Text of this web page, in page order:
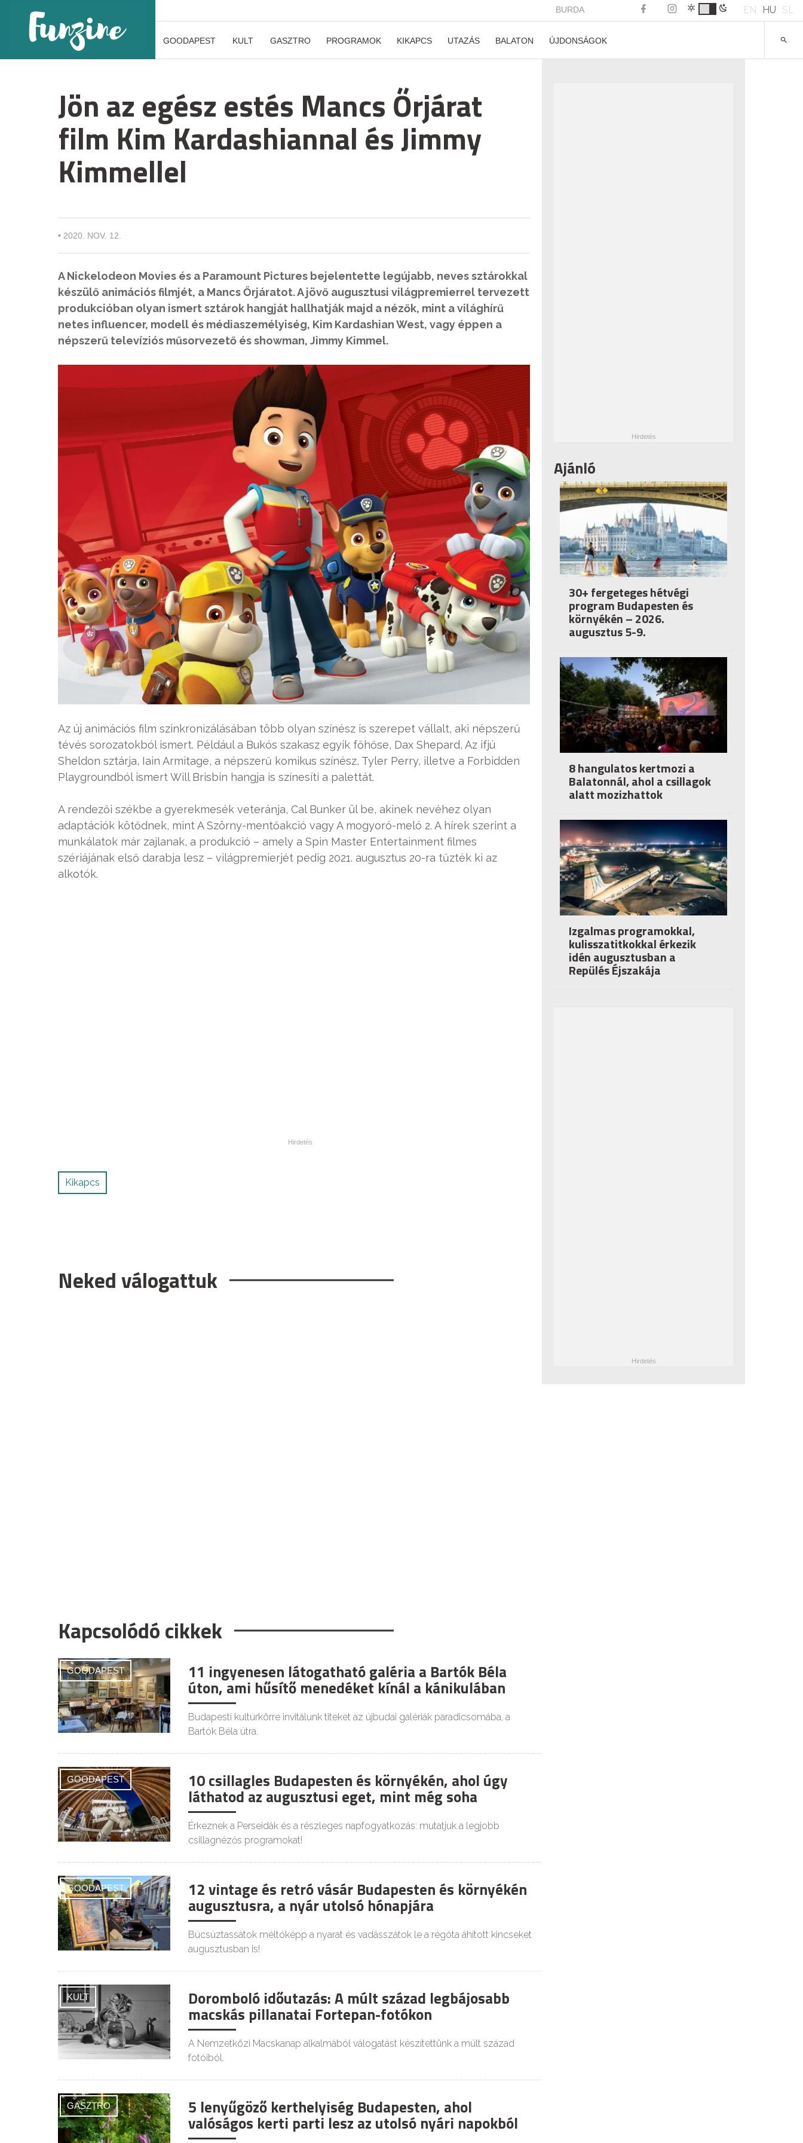
BURDA EN HU SL
GOODAPEST KULT GASZTRO PROGRAMOK KIKAPCS UTAZÁS BALATON ÚJDONSÁGOK
Jön az egész estés Mancs Őrjárat
film Kim Kardashiannal és Jimmy
Kimmellel
• 2020. NOV. 12.
A Nickelodeon Movies és a Paramount Pictures bejelentette legújabb, neves sztárokkal
készülő animációs filmjét, a Mancs Őrjáratot. A jövő augusztusi világpremierrel tervezett
produkcióban olyan ismert sztárok hangját hallhatják majd a nézők, mint a világhírű
netes influencer, modell és médiaszemélyiség, Kim Kardashian West, vagy éppen a
népszerű televíziós műsorvezető és showman, Jimmy Kimmel.
Az új animációs film szinkronizálásában több olyan színész is szerepet vállalt, aki népszerű
tévés sorozatokból ismert. Például a Bukós szakasz egyik főhőse, Dax Shepard, Az ifjú
Sheldon sztárja, Iain Armitage, a népszerű komikus színész, Tyler Perry, illetve a Forbidden
Playgroundból ismert Will Brisbin hangja is színesíti a palettát.
A rendezői székbe a gyerekmesék veteránja, Cal Bunker ül be, akinek nevéhez olyan
adaptációk kötődnek, mint A Szörny-mentőakció vagy A mogyoró-meló 2. A hírek szerint a
munkálatok már zajlanak, a produkció – amely a Spin Master Entertainment filmes
szériájának első darabja lesz – világpremierjét pedig 2021. augusztus 20-ra tűzték ki az
alkotók.
Kikapcs
Neked válogattuk
Kapcsolódó cikkek
GOODAPEST 11 ingyenesen látogatható galéria a Bartók Béla
úton, ami hűsítő menedéket kínál a kánikulában
Budapesti kultúrkörre invitálunk titeket az újbudai galériák paradicsomába, a
Bartók Béla útra.
GOODAPEST 10 csillagles Budapesten és környékén, ahol úgy
láthatod az augusztusi eget, mint még soha
Érkeznek a Perseidák és a részleges napfogyatkozás: mutatjuk a legjobb
csillagnézős programokat!
GOODAPEST 12 vintage és retró vásár Budapesten és környékén
augusztusra, a nyár utolsó hónapjára
Búcsúztassátok méltóképp a nyarat és vadásszátok le a régóta áhított kincseket
augusztusban is!
KULT Doromboló időutazás: A múlt század legbájosabb
macskás pillanatai Fortepan-fotókon
A Nemzetközi Macskanap alkalmából válogatást készítettünk a múlt század
fotóiból.
GASZTRO 5 lenyűgöző kerthelyiség Budapesten, ahol
valóságos kerti parti lesz az utolsó nyári napokból
Ajánló
30+ fergeteges hétvégi
program Budapesten és
környékén – 2026.
augusztus 5-9.
8 hangulatos kertmozi a
Balatonnál, ahol a csillagok
alatt mozizhattok
Izgalmas programokkal,
kulisszatitkokkal érkezik
idén augusztusban a
Repülés Éjszakája